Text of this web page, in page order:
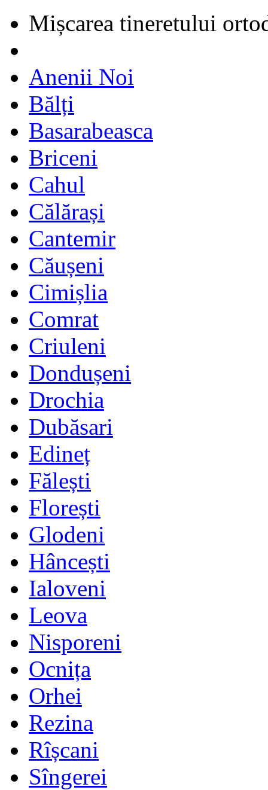
Mișcarea tineretului
Anenii Noi
Bălți
Basarabeasca
Briceni
Cahul
Călărași
Cantemir
Căușeni
Cimișlia
Comrat
Criuleni
Dondușeni
Drochia
Dubăsari
Edineț
Fălești
Florești
Glodeni
Hâncești
Ialoveni
Leova
Nisporeni
Ocnița
Orhei
Rezina
Rîșcani
Sîngerei